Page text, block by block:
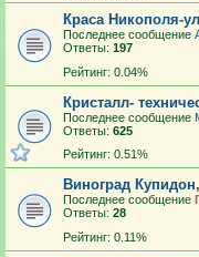
Краса Никополя-
Последнее сообщение
Ответы: 197
Рейтинг: 0.04%
Кристалл-
Последнее сообщение
Ответы: 625
Рейтинг: 0.51%
Виноград
Последнее сообщение
Ответы: 28
Рейтинг: 0.11%